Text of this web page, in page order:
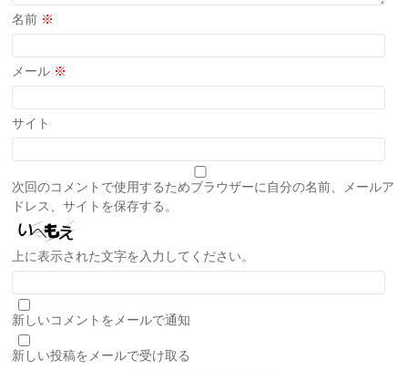
名前 ※
メール ※
サイト
次回のコメントで使用するためブラウザーに自分の名前、メールア
ドレス、サイトを保存する。
上に表示された文字を入力してください。
新しいコメントをメールで通知
新しい投稿をメールで受け取る